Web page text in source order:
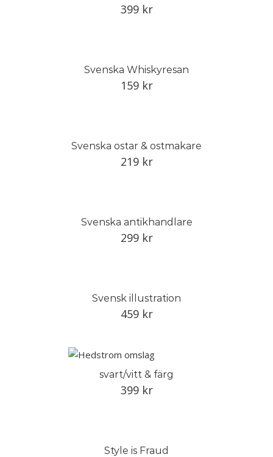
399 kr
Svenska Whiskyresan
159 kr
Svenska ostar & ostmakare
219 kr
Svenska antikhandlare
299 kr
Svensk illustration
459 kr
svart/vitt & färg
399 kr
Style is Fraud